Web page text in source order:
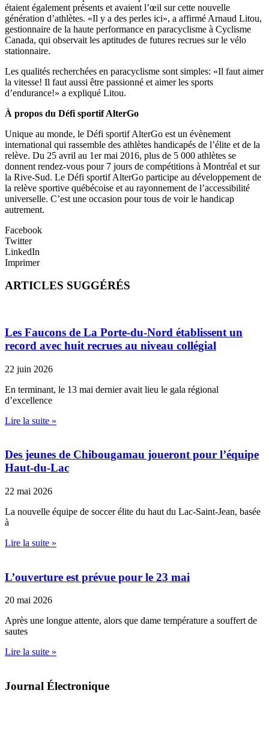
étaient également présents et avaient l’œil sur cette nouvelle
génération d’athlètes. «Il y a des perles ici», a affirmé Arnaud Litou,
gestionnaire de la haute performance en paracyclisme à Cyclisme
Canada, qui observait les aptitudes de futures recrues sur le vélo
stationnaire.
Les qualités recherchées en paracyclisme sont simples: «Il faut aimer
la vitesse! Il faut aussi être passionné et aimer les sports
d’endurance!» a expliqué Litou.
À propos du Défi sportif AlterGo
Unique au monde, le Défi sportif AlterGo est un évènement
international qui rassemble des athlètes handicapés de l’élite et de la
relève. Du 25 avril au 1er mai 2016, plus de 5 000 athlètes se
donnent rendez-vous pour 7 jours de compétitions à Montréal et sur
la Rive-Sud. Le Défi sportif AlterGo participe au développement de
la relève sportive québécoise et au rayonnement de l’accessibilité
universelle. C’est une occasion pour tous de voir le handicap
autrement.
Facebook
Twitter
LinkedIn
Imprimer
ARTICLES SUGGÉRÉS
Les Faucons de La Porte-du-Nord établissent un
record avec huit recrues au niveau collégial
22 juin 2026
En terminant, le 13 mai dernier avait lieu le gala régional
d’excellence
Lire la suite »
Des jeunes de Chibougamau joueront pour l’équipe
Haut-du-Lac
22 mai 2026
La nouvelle équipe de soccer élite du haut du Lac-Saint-Jean, basée
à
Lire la suite »
L’ouverture est prévue pour le 23 mai
20 mai 2026
Après une longue attente, alors que dame température a souffert de
sautes
Lire la suite »
Journal Électronique